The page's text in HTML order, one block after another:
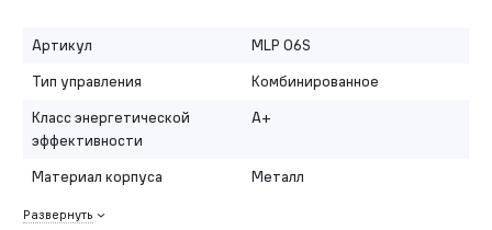
Артикул
MLP 06S
Тип управления
Комбинированное
Класс энергетической
эффективности
A+
Материал корпуса Металл
Развернуть